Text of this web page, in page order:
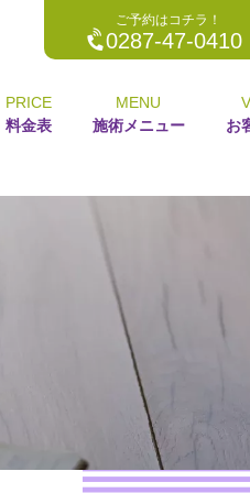
ご予約はコチラ！
0287-47-0410
PRICE
料金表
MENU
施術メニュー
お